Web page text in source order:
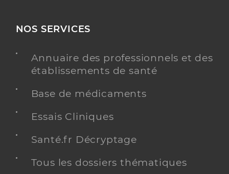
NOS SERVICES
Annuaire des professionnels et des
établissements de santé
Base de médicaments
Essais Cliniques
Santé.fr Décryptage
Tous les dossiers thématiques